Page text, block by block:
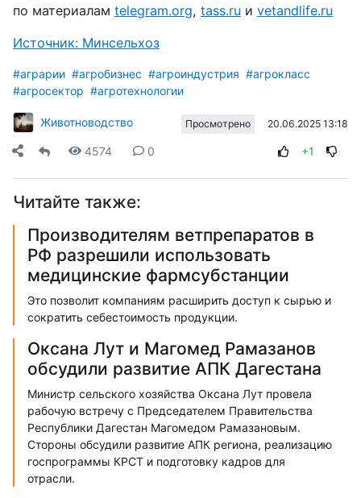
по материалам telegram.org, tass.ru и vetandlife.ru
Источник: Минсельхоз
#аграрии #агробизнес #агроиндустрия #агрокласс
#агросектор #агротехнологии
Животноводство Просмотрено 20.06.2025 13:18
4574 0 +1
Читайте также:
Производителям ветпрепаратов в
РФ разрешили использовать
медицинские фармсубстанции
Это позволит компаниям расширить доступ к сырью и
сократить себестоимость продукции.
Оксана Лут и Магомед Рамазанов
обсудили развитие АПК Дагестана
Министр сельского хозяйства Оксана Лут провела
рабочую встречу с Председателем Правительства
Республики Дагестан Магомедом Рамазановым.
Стороны обсудили развитие АПК региона, реализацию
госпрограммы КРСТ и подготовку кадров для
отрасли.